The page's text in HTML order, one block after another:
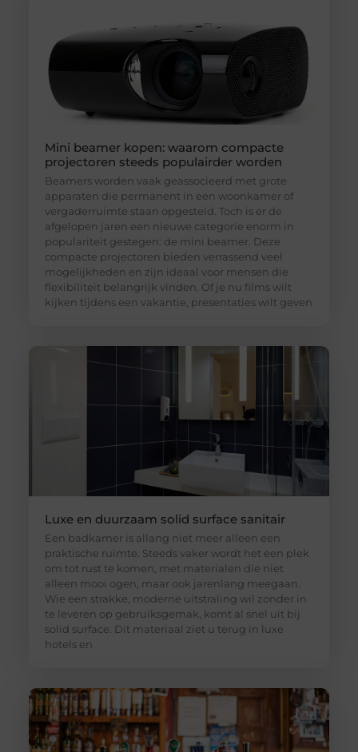
Mini beamer kopen: waarom compacte
projectoren steeds populairder worden
Beamers worden vaak geassocieerd met grote
apparaten die permanent in een woonkamer of
vergaderruimte staan opgesteld. Toch is er de
afgelopen jaren een nieuwe categorie enorm in
populariteit gestegen: de mini beamer. Deze
compacte projectoren bieden verrassend veel
mogelijkheden en zijn ideaal voor mensen die
flexibiliteit belangrijk vinden. Of je nu films wilt
kijken tijdens een vakantie, presentaties wilt geven
Luxe en duurzaam solid surface sanitair
Een badkamer is allang niet meer alleen een
praktische ruimte. Steeds vaker wordt het een plek
om tot rust te komen, met materialen die niet
alleen mooi ogen, maar ook jarenlang meegaan.
Wie een strakke, moderne uitstraling wil zonder in
te leveren op gebruiksgemak, komt al snel uit bij
solid surface. Dit materiaal ziet u terug in luxe
hotels en